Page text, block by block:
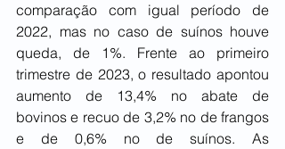
comparação com igual período de
2022, mas no caso de suínos houve
queda, de 1%. Frente ao primeiro
trimestre de 2023, o resultado apontou
aumento de 13,4% no abate de
bovinos e recuo de 3,2% no de frangos
e de 0,6% no de suínos. As